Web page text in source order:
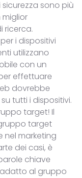
sono più
ricerca.
i dispositivi
utilizzano
con un
effettuare
dovrebbe
tutti i dispositivi.
target! Il
target
nel marketing
dei casi, è
chiave
al gruppo